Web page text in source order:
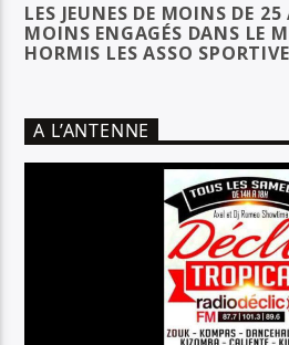
LES JEUNES DE MOINS DE
MOINS ENGAGÉS DANS LE
HORMIS LES ASSO
A L’ANTENNE